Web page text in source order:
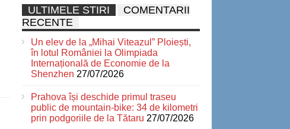
ULTIMELE STIRI
COMENTARII
RECENTE
Un elev de la „Mihai Viteazul” Ploiești,
în lotul României la Olimpiada
Internațională de Economie de la
Shenzhen 27/07/2026
Prahova își deschide primul traseu
public de mountain-bike: 34 de kilometri
prin podgoriile de la Tătaru 27/07/2026